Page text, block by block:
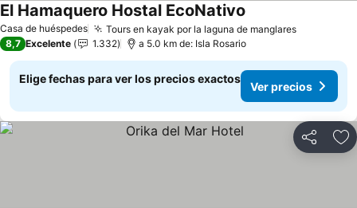
Casa de huéspedes Tours en kayak por la laguna de manglares
El Hamaquero Hostal EcoNativo
8,7 Excelente 1.332 a 5.0 km de: Isla Rosario
Elige fechas para ver los precios exactos
Ver precios
Compartir